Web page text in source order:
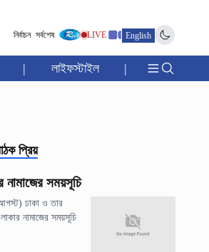
নির্বাচন সর্বশেষ LIVE English
| লাইফস্টাইল |
প্রিয়
সময়সূচি
ঢাকা ও তার
নামাজের সময়সূচি